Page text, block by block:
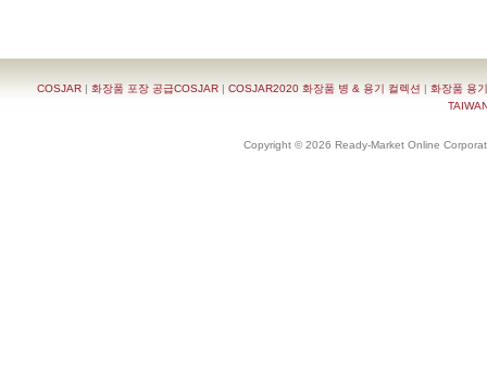
COSJAR | 화장품 포장 공급COSJAR | COSJAR2020 화장품 병 & 용기 컬렉션 | 화장품 용
Copyright © 2026 Ready-Market Online